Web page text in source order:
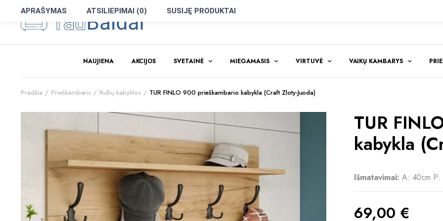
NAUJIENA AKCIJOS SVETAINĖ MIEGAMASIS VIRTUVĖ VAIKŲ KAMBARYS
Pradžia Prieškambaris Rūbų kabyklos TUR FINLO 900 prieškambario kabykla (Craft Zloty-Juoda)
TUR
kabykla
Išmatavimai: A: 40cm P:
69,00 €
APRAŠYMAS ATSILIEPIMAI (0) SUSIJĘ PRODUKTAI